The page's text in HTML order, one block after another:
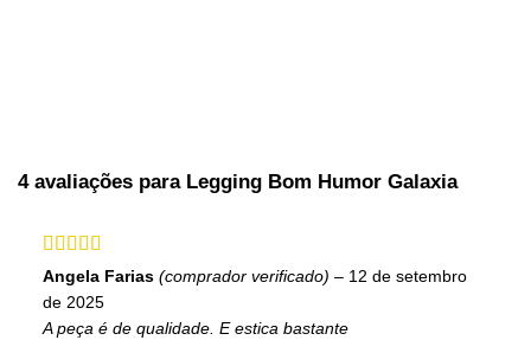
4 avaliações para Legging Bom Humor Galaxia
Avaliação5
de 5
Angela Farias (comprador verificado) – 12 de setembro
de 2025
A peça é de qualidade. E estica bastante